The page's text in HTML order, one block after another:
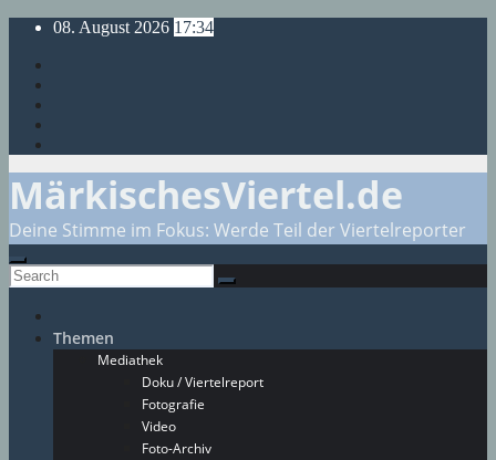
Skip
content
08. August 2026 17:34
MärkischesViertel.de
Deine Stimme im Fokus: Werde Teil der Viertelreporter
Themen
Mediathek
Doku / Viertelreport
Fotografie
Video
Foto-Archiv